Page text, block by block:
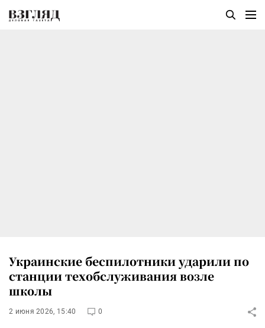
Украинские беспилотники ударили по
станции техобслуживания возле
школы
2 июня 2026, 15:40 0